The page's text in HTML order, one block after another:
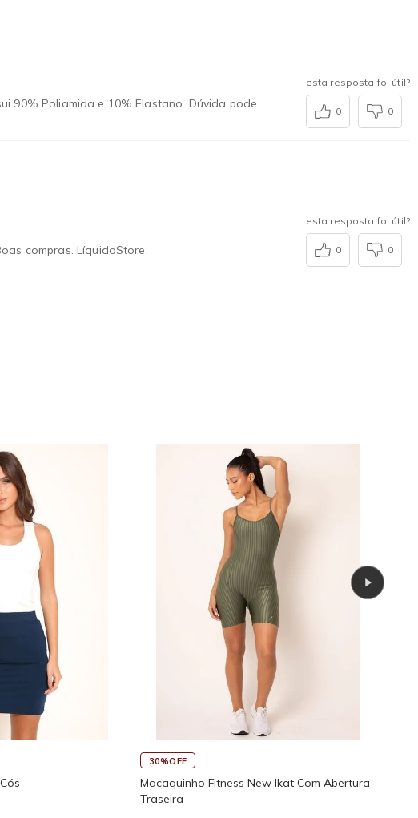
90% Poliamida e 10% Elastano. Dúvida pode
esta resposta foi útil?
0 0
compras. LíquidoStore.
esta resposta foi útil?
0 0
30%OFF
Macaquinho Fitness New Ikat Com Abertura
Traseira